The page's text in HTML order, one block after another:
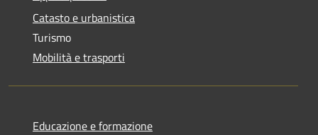
Catasto e urbanistica
Turismo
Mobilità e trasporti
Educazione e formazione